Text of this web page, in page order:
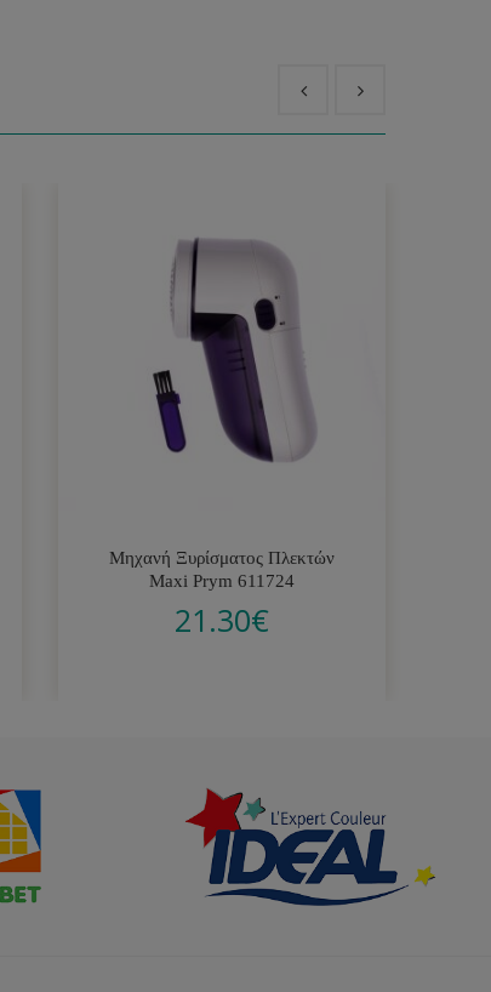
Μηχανή Ξυρίσματος Πλεκτών
Maxi Prym 611724
21.30€